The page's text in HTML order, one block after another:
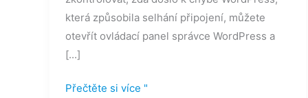
která způsobila selhání připojení, můžete
otevřít ovládací panel správce WordPress a
[...]
sítě?
Přečtěte si více "